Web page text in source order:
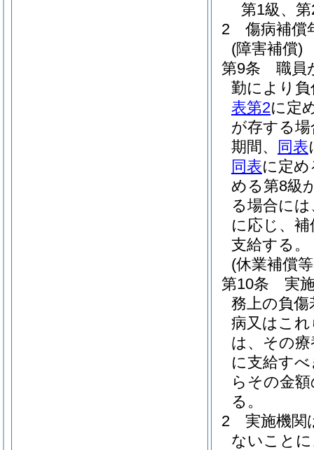
第1級、
2
傷病補償
(障害補償)
第9条
職員
勤により
表第2に定
が存する
期間、
同表
同表に定
める第8級
る場合に
に応じ、
支給する。
(休業補償
第10条
実
務上の負
病又はこ
は、その
に支給す
らその金
る。
2
実施機関
ないこと